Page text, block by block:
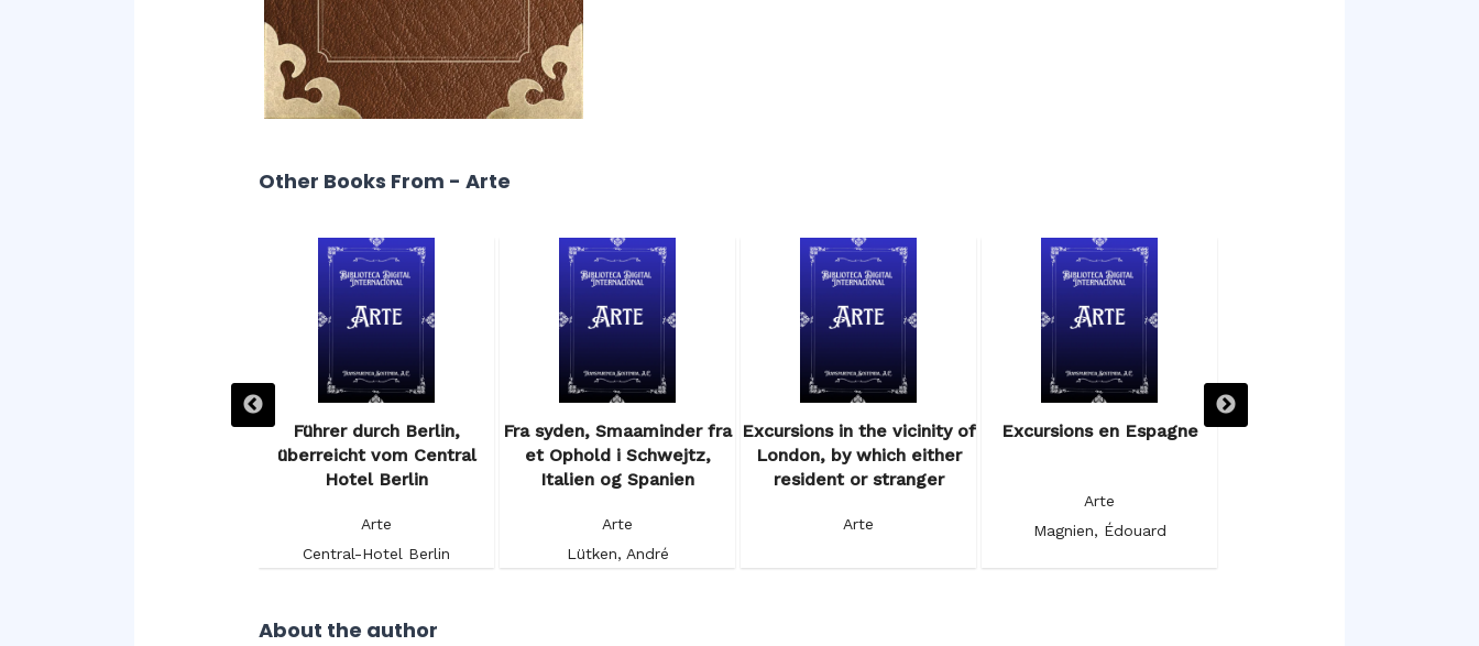
Other Books From - Arte
Guía de Ávila, o descripción
Führer durch Berlin,
überreicht vom Central
Hotel Berlin
Arte
Central-Hotel Berlin
Fra syden, Smaaminder fra
et Ophold i Schwejtz,
Italien og Spanien
Arte
Lütken, André
Excursions in the vicinity of
London, by which either
resident or stranger
Arte
Excursions en Espagne
Arte
Magnien, Édouard
Excursions en Espagne
About the author